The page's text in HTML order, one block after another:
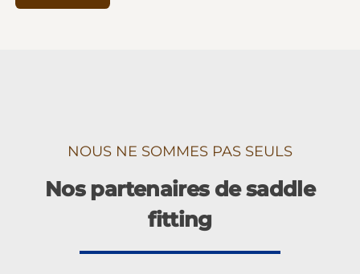
NOUS NE SOMMES PAS SEULS
Nos partenaires de saddle
fitting